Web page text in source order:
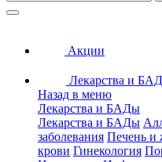
Акции
Лекарства и
Назад в меню
Лекарства и БАДы
Лекарства и БАДы
заболевания Печень и
крови Гинекология